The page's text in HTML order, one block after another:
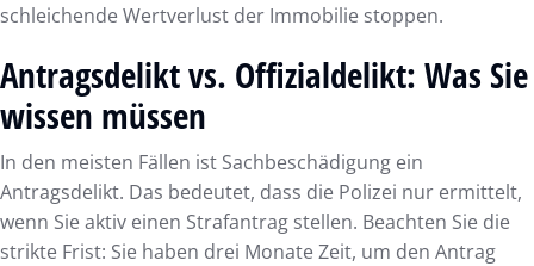
schleichende Wertverlust der Immobilie stoppen.
Antragsdelikt vs. Offizialdelikt: Was Sie
wissen müssen
In den meisten Fällen ist Sachbeschädigung ein
Antragsdelikt. Das bedeutet, dass die Polizei nur ermittelt,
wenn Sie aktiv einen Strafantrag stellen. Beachten Sie die
strikte Frist: Sie haben drei Monate Zeit, um den Antrag